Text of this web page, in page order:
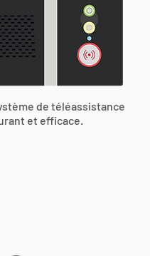
de téléassistance
et efficace.